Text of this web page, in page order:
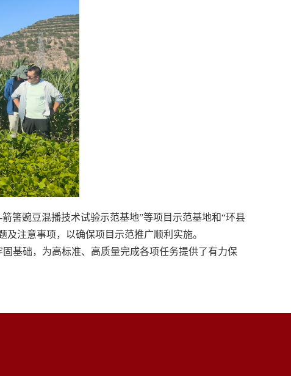
筈豌豆混播技术试验示范基地”等项目示范基地和“环县
注意事项，以确保项目示范推广顺利实施。
基础，为高标准、高质量完成各项任务提供了有力保